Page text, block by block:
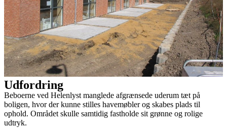
Udfordring
Beboerne ved Helenlyst manglede afgrænsede uderum tæt på
boligen, hvor der kunne stilles havemøbler og skabes plads til
ophold. Området skulle samtidig fastholde sit grønne og rolige
udtryk.